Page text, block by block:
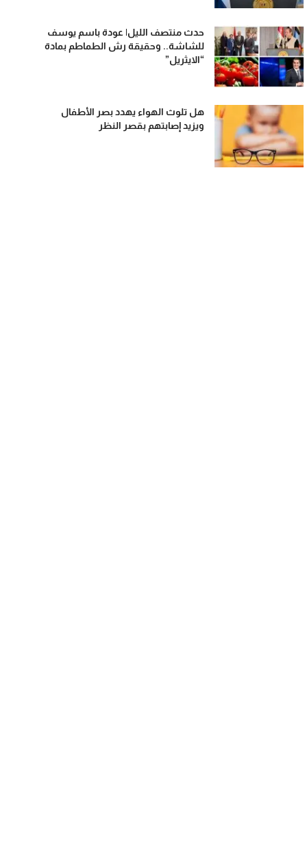
حدث منتصف الليل| عودة باسم يوسف
للشاشة.. وحقيقة رش الطماطم بمادة
“الايثريل”
هل تلوث الهواء يهدد بصر الأطفال
ويزيد إصابتهم بقصر النظر